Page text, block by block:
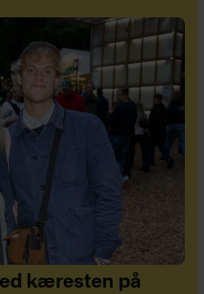
kæresten på